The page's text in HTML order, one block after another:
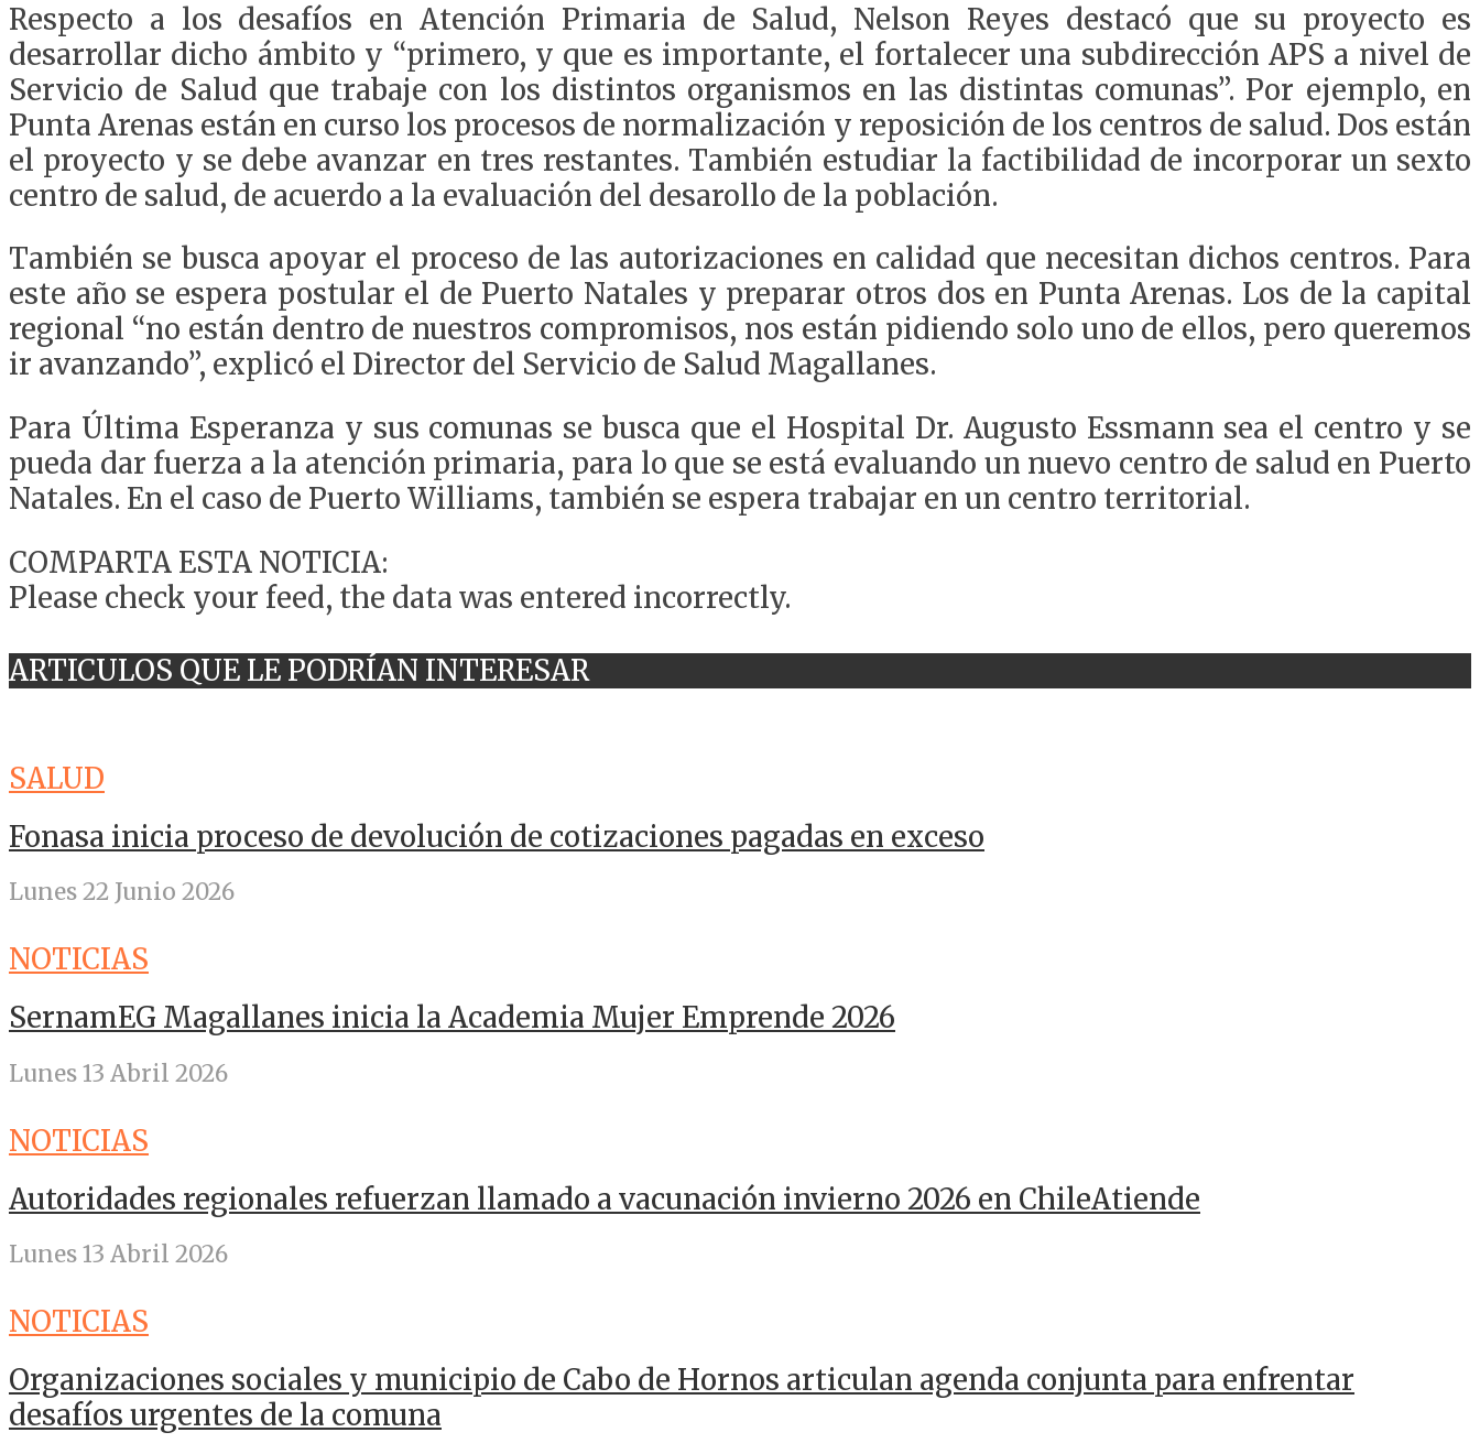
Respecto a los desafíos en Atención Primaria de Salud, Nelson Reyes destacó que su proyecto es
desarrollar dicho ámbito y “primero, y que es importante, el fortalecer una subdirección APS a nivel de
Servicio de Salud que trabaje con los distintos organismos en las distintas comunas”. Por ejemplo, en
Punta Arenas están en curso los procesos de normalización y reposición de los centros de salud. Dos están
el proyecto y se debe avanzar en tres restantes. También estudiar la factibilidad de incorporar un sexto
centro de salud, de acuerdo a la evaluación del desarollo de la población.
También se busca apoyar el proceso de las autorizaciones en calidad que necesitan dichos centros. Para
este año se espera postular el de Puerto Natales y preparar otros dos en Punta Arenas. Los de la capital
regional “no están dentro de nuestros compromisos, nos están pidiendo solo uno de ellos, pero queremos
ir avanzando”, explicó el Director del Servicio de Salud Magallanes.
Para Última Esperanza y sus comunas se busca que el Hospital Dr. Augusto Essmann sea el centro y se
pueda dar fuerza a la atención primaria, para lo que se está evaluando un nuevo centro de salud en Puerto
Natales. En el caso de Puerto Williams, también se espera trabajar en un centro territorial.
COMPARTA ESTA NOTICIA:
Please check your feed, the data was entered incorrectly.
ARTICULOS QUE LE PODRÍAN INTERESAR
SALUD
Fonasa inicia proceso de devolución de cotizaciones pagadas en exceso
Lunes 22 Junio 2026
NOTICIAS
SernamEG Magallanes inicia la Academia Mujer Emprende 2026
Lunes 13 Abril 2026
NOTICIAS
Autoridades regionales refuerzan llamado a vacunación invierno 2026 en ChileAtiende
Lunes 13 Abril 2026
NOTICIAS
Organizaciones sociales y municipio de Cabo de Hornos articulan agenda conjunta para enfrentar
desafíos urgentes de la comuna